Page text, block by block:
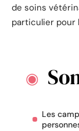
de soins
particulier pour
Les